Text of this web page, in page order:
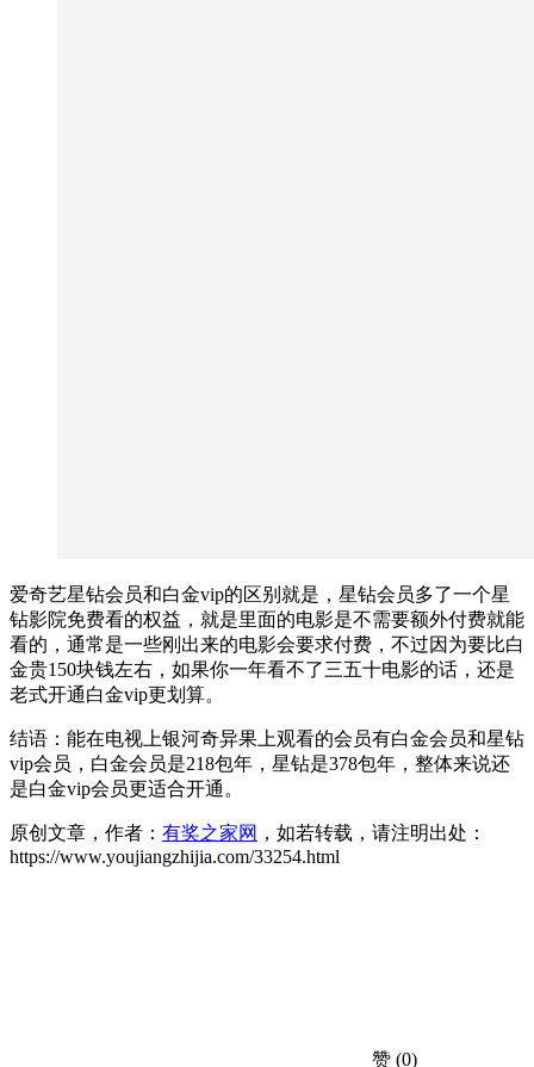
爱奇艺星钻会员和白金vip的区别就是，星钻会员多了一个星
钻影院免费看的权益，就是里面的电影是不需要额外付费就能
看的，通常是一些刚出来的电影会要求付费，不过因为要比白
金贵150块钱左右，如果你一年看不了三五十电影的话，还是
老式开通白金vip更划算。
结语：能在电视上银河奇异果上观看的会员有白金会员和星钻
vip会员，白金会员是218包年，星钻是378包年，整体来说还
是白金vip会员更适合开通。
原创文章，作者： 有奖之家网 ，如若转载，请注明出处：
https://www.youjiangzhijia.com/33254.html
赞 (0)